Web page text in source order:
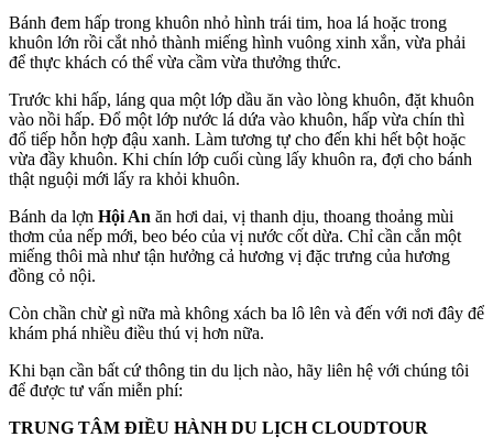
Bánh đem hấp trong khuôn nhỏ hình trái tim, hoa lá hoặc trong
khuôn lớn rồi cắt nhỏ thành miếng hình vuông xinh xắn, vừa phải
để thực khách có thể vừa cầm vừa thưởng thức.
Trước khi hấp, láng qua một lớp dầu ăn vào lòng khuôn, đặt khuôn
vào nồi hấp. Đổ một lớp nước lá dứa vào khuôn, hấp vừa chín thì
đổ tiếp hỗn hợp đậu xanh. Làm tương tự cho đến khi hết bột hoặc
vừa đầy khuôn. Khi chín lớp cuối cùng lấy khuôn ra, đợi cho bánh
thật nguội mới lấy ra khỏi khuôn.
Bánh da lợn Hội An ăn hơi dai, vị thanh dịu, thoang thoảng mùi
thơm của nếp mới, beo béo của vị nước cốt dừa. Chỉ cần cắn một
miếng thôi mà như tận hưởng cả hương vị đặc trưng của hương
đồng cỏ nội.
Còn chần chừ gì nữa mà không xách ba lô lên và đến với nơi đây để
khám phá nhiều điều thú vị hơn nữa.
Khi bạn cần bất cứ thông tin du lịch nào, hãy liên hệ với chúng tôi
để được tư vấn miễn phí:
TRUNG TÂM ĐIỀU HÀNH DU LỊCH CLOUDTOUR